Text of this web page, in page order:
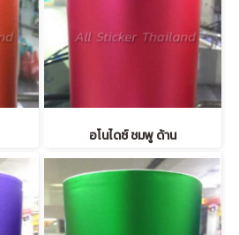
อโนไดซ์ ชมพู ด้าน